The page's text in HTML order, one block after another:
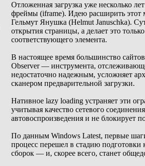
Отложенная загрузка уже несколько
фреймы (iframe). Идею расширить этот
Гельмут Янушка (Helmut Januschka).
открытия страницы, а делает это
соответствующего элемента.
В настоящее время большинство
Observer — инструмента,
недостаточно надежным, усложняет
сканером предварительной загрузки.
Нативное lazy loading устраняет эти
учитывая качество сетевого
автовоспроизведения и не блокирует
По данным Windows Latest, первые
процесс перешел в стадию
сборок — и, скорее всего, станет